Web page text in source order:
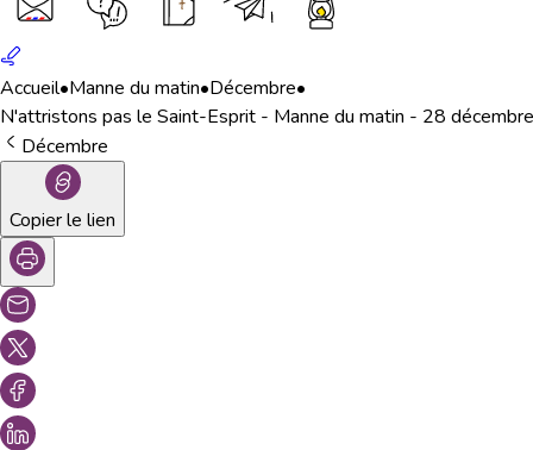
Accueil•Manne du matin•Décembre•
N'attristons pas le Saint-Esprit - Manne du matin - 28 décembre
Décembre
Copier le lien